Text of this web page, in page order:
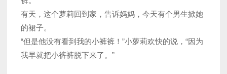
有天，这个萝莉回到家，告诉妈妈，今天有个男生掀她
的裙子。
“但是他没有看到我的小裤裤！”小萝莉欢快的说，“因为
我早就把小裤裤脱下来了。”